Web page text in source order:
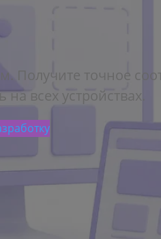
Получите точное
на всех устройствах.